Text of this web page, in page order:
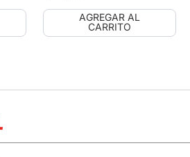
AGREGAR AL
CARRITO